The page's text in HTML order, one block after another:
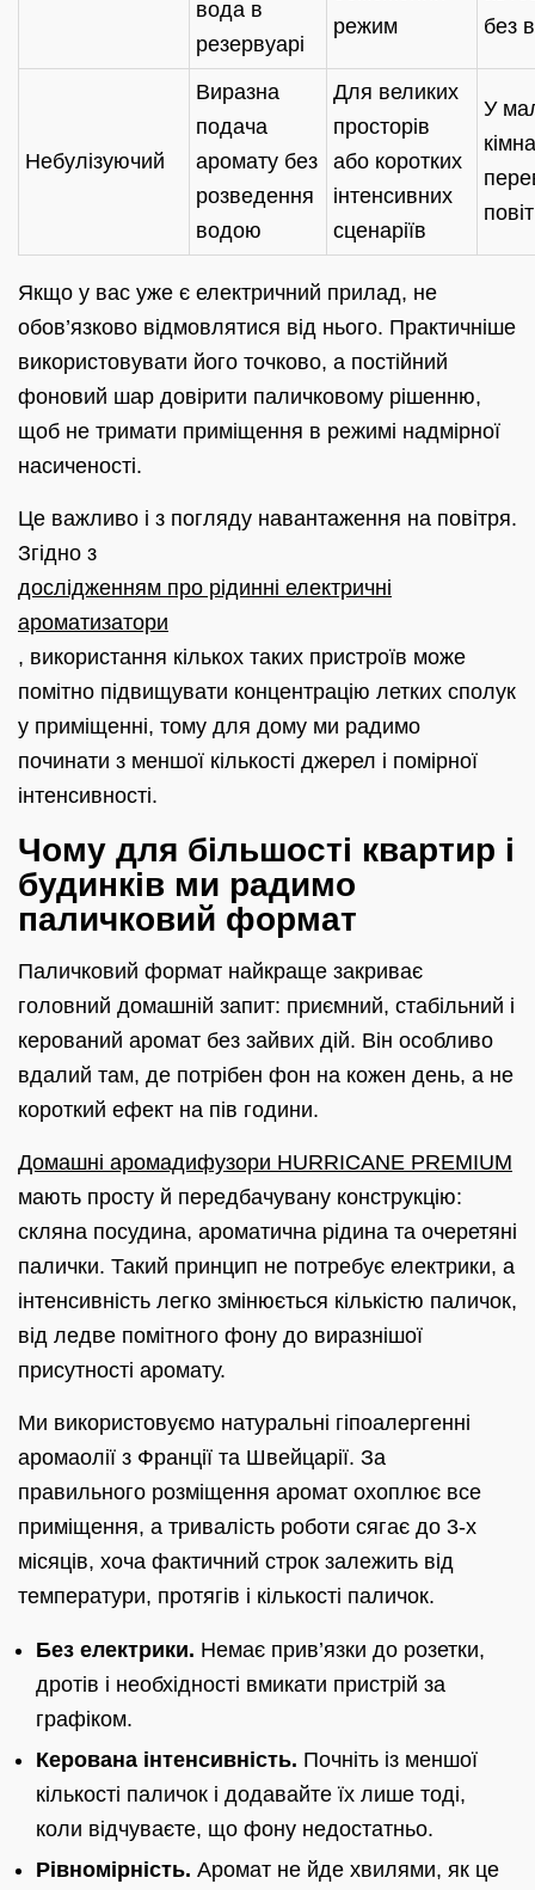
вода в
резервуарі
режим
без
Небулізуючий
Виразна
подача
аромату без
розведення
водою
Для великих
просторів
або коротких
інтенсивних
сценаріїв
У
Якщо у вас уже є електричний прилад, не
обов’язково відмовлятися від нього. Практичніше
використовувати його точково, а постійний
фоновий шар довірити паличковому рішенню,
щоб не тримати приміщення в режимі надмірної
насиченості.
Це важливо і з погляду навантаження на повітря.
Згідно з
дослідженням про рідинні електричні
ароматизатори
, використання кількох таких пристроїв може
помітно підвищувати концентрацію летких сполук
у приміщенні, тому для дому ми радимо
починати з меншої кількості джерел і помірної
інтенсивності.
Чому для більшості квартир і
будинків ми радимо
паличковий формат
Паличковий формат найкраще закриває
головний домашній запит: приємний, стабільний і
керований аромат без зайвих дій. Він особливо
вдалий там, де потрібен фон на кожен день, а не
короткий ефект на пів години.
Домашні аромадифузори HURRICANE PREMIUM
мають просту й передбачувану конструкцію:
скляна посудина, ароматична рідина та очеретяні
палички. Такий принцип не потребує електрики, а
інтенсивність легко змінюється кількістю паличок,
від ледве помітного фону до виразнішої
присутності аромату.
Ми використовуємо натуральні гіпоалергенні
аромаолії з Франції та Швейцарії. За
правильного розміщення аромат охоплює все
приміщення, а тривалість роботи сягає до 3-х
місяців, хоча фактичний строк залежить від
температури, протягів і кількості паличок.
Без електрики. Немає прив’язки до розетки,
дротів і необхідності вмикати пристрій за
графіком.
Керована інтенсивність. Почніть із меншої
кількості паличок і додавайте їх лише тоді,
коли відчуваєте, що фону недостатньо.
Рівномірність. Аромат не йде хвилями, як це